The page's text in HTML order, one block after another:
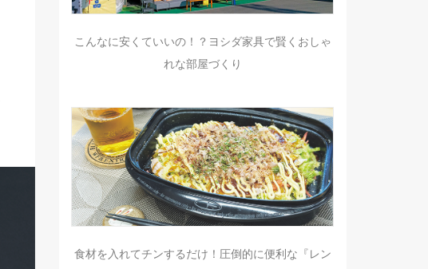
こんなに安くていいの！？ヨシダ家具で賢くおしゃ
れな部屋づくり
食材を入れてチンするだけ！圧倒的に便利な『レン